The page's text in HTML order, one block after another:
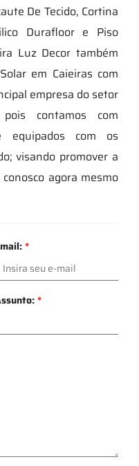
De Tecido, Cortina
Durafloor e Piso
Luz Decor também
em Caieiras com
empresa do setor
contamos com
equipados com os
visando promover a
agora mesmo
*
*